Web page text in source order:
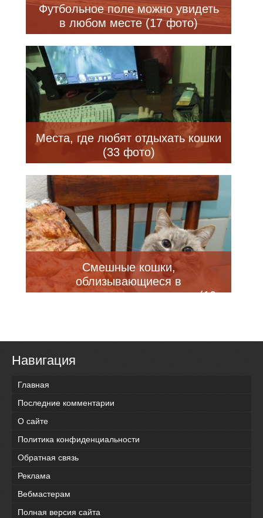
Футбольное поле можно увидеть
в любом месте (17 фото)
Места, где любят отдыхать кошки
(33 фото)
Смешные кошки,
облизывающиеся в
предвкушении вкусненького (10
Навигация
Главная
Последние комментарии
О сайте
Политика конфиденциальности
Обратная связь
Реклама
Вебмастерам
Полная версия сайта